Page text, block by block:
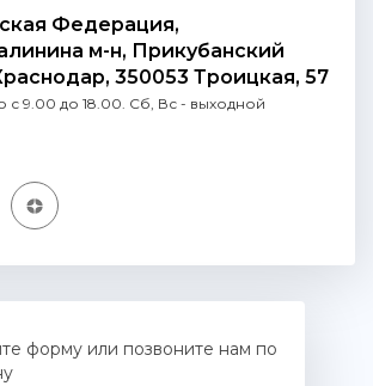
Федерация,
м-н, Прикубанский
350053 Троицкая, 57
с 9.00 до 18.00. Сб, Вс - выходной
форму или позвоните нам по